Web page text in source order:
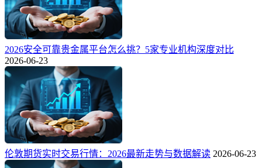
2026安全可靠贵金属平台怎么挑？5家专业机构深度对比
2026-06-23
伦敦期货实时交易行情：2026最新走势与数据解读 2026-06-23